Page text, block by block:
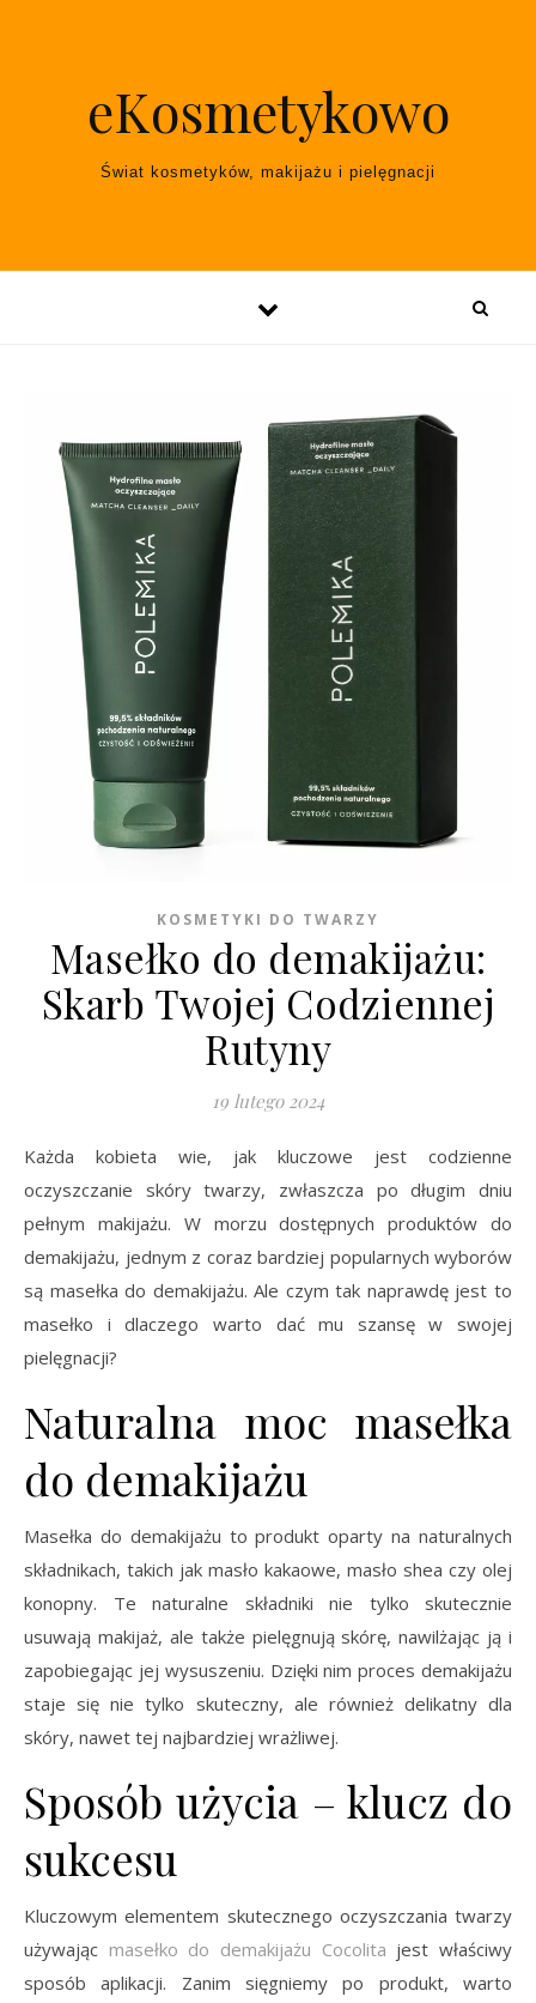
eKosmetykowo
Świat kosmetyków, makijażu i pielęgnacji
KOSMETYKI DO TWARZY
Masełko do demakijażu:
Skarb Twojej Codziennej
Rutyny
19 lutego 2024
Każda kobieta wie, jak kluczowe jest codzienne
oczyszczanie skóry twarzy, zwłaszcza po długim dniu
pełnym makijażu. W morzu dostępnych produktów do
demakijażu, jednym z coraz bardziej popularnych wyborów
są masełka do demakijażu. Ale czym tak naprawdę jest to
masełko i dlaczego warto dać mu szansę w swojej
pielęgnacji?
Naturalna moc masełka
do demakijażu
Masełka do demakijażu to produkt oparty na naturalnych
składnikach, takich jak masło kakaowe, masło shea czy olej
konopny. Te naturalne składniki nie tylko skutecznie
usuwają makijaż, ale także pielęgnują skórę, nawilżając ją i
zapobiegając jej wysuszeniu. Dzięki nim proces demakijażu
staje się nie tylko skuteczny, ale również delikatny dla
skóry, nawet tej najbardziej wrażliwej.
Sposób użycia – klucz do
sukcesu
Kluczowym elementem skutecznego oczyszczania twarzy
używając masełko do demakijażu Cocolita jest właściwy
sposób aplikacji. Zanim sięgniemy po produkt, warto